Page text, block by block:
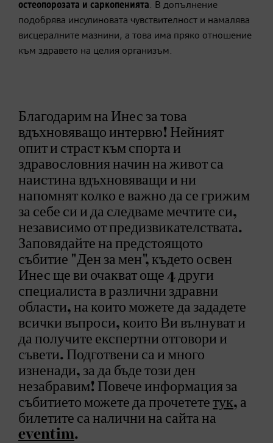
остеопорозата и саркопенията. В допълнение
подобрява инсулиновата чувствителност и намалява
висцералните мазнини, а това има пряко отношение
към здравето на целия организъм.
Благодарим на Инес за това
вдъхновяващо интервю! Нейният
опит и страст към спорта и
здравословния начин на живот са
наистина вдъхновяващи и ни
напомнят колко е важно да се грижим
за себе си и да следваме мечтите си,
независимо от предизвикателствата.
Заповядайте на предстоящото
събитие "Ден за мен", където освен
Инес ще ви очакват още 4 други
специалиста в различни здравни
области, на които можете да зададете
всички въпроси, които Ви вълнуват и
да получите експертни отговори и
съвети. Подготвени са и много
изненади, за да бъде този ден
незабравим! Повече информация за
събитието можете да прочетете тук, а
билетите са налични на сайта на
eventim.